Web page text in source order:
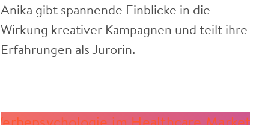
Anika gibt spannende Einblicke in die
Wirkung kreativer Kampagnen und teilt ihre
Erfahrungen als Jurorin.